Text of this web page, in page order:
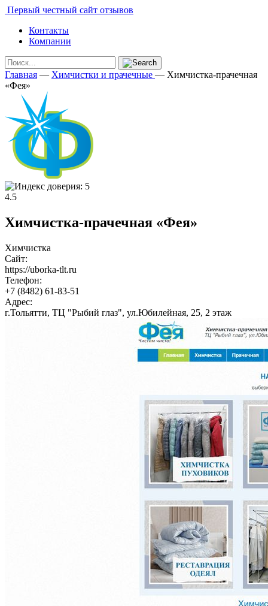
Первый честный сайт отзывов
Контакты
Компании
Главная — Химчистки и прачечные — Химчистка-прачечная
«Фея»
4.5
Химчистка-прачечная «Фея»
Химчистка
Сайт:
https://uborka-tlt.ru
Телефон:
+7 (8482) 61-83-51
Адрес:
г.Тольятти, ТЦ "Рыбий глаз", ул.Юбилейная, 25, 2 этаж